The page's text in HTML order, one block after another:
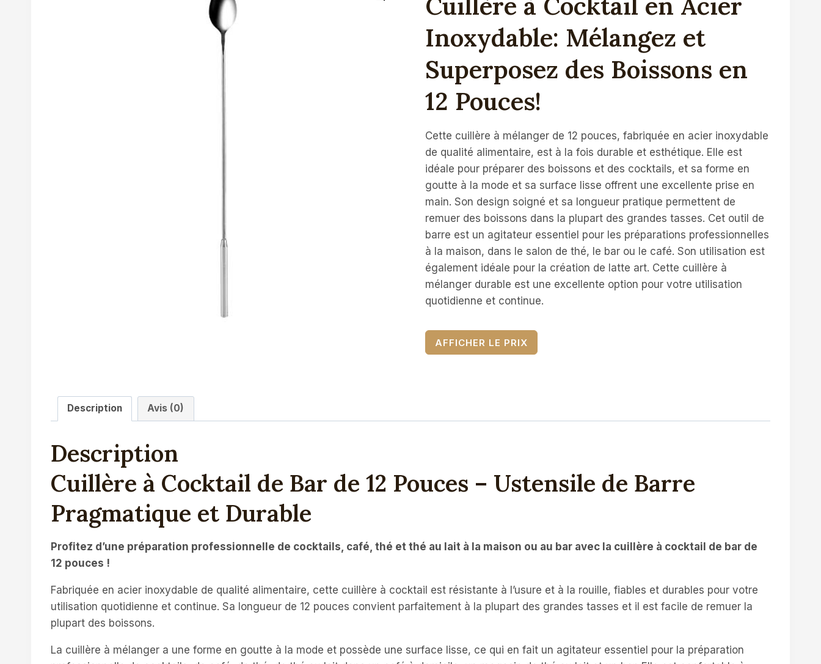
Inoxydable: Mélangez et
Superposez des Boissons en
12 Pouces!
Cette cuillère à mélanger de 12 pouces, fabriquée en acier inoxydable
de qualité alimentaire, est à la fois durable et esthétique. Elle est
idéale pour préparer des boissons et des cocktails, et sa forme en
goutte à la mode et sa surface lisse offrent une excellente prise en
main. Son design soigné et sa longueur pratique permettent de
remuer des boissons dans la plupart des grandes tasses. Cet outil de
barre est un agitateur essentiel pour les préparations professionnelles
à la maison, dans le salon de thé, le bar ou le café. Son utilisation est
également idéale pour la création de latte art. Cette cuillère à
mélanger durable est une excellente option pour votre utilisation
quotidienne et continue.
AFFICHER LE PRIX
Description Avis (0)
Description
Cuillère à Cocktail de Bar de 12 Pouces – Ustensile de Barre
Pragmatique et Durable
Profitez d’une préparation professionnelle de cocktails, café, thé et thé au lait à la maison ou au bar avec la cuillère à cocktail de bar de
12 pouces !
Fabriquée en acier inoxydable de qualité alimentaire, cette cuillère à cocktail est résistante à l’usure et à la rouille, fiables et durables pour votre
utilisation quotidienne et continue. Sa longueur de 12 pouces convient parfaitement à la plupart des grandes tasses et il est facile de remuer la
plupart des boissons.
La cuillère à mélanger a une forme en goutte à la mode et possède une surface lisse, ce qui en fait un agitateur essentiel pour la préparation